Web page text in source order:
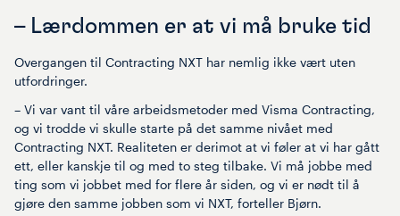
– Lærdommen er at vi må bruke tid
Overgangen til Contracting NXT har nemlig ikke vært uten
utfordringer.
– Vi var vant til våre arbeidsmetoder med Visma Contracting,
og vi trodde vi skulle starte på det samme nivået med
Contracting NXT. Realiteten er derimot at vi føler at vi har gått
ett, eller kanskje til og med to steg tilbake. Vi må jobbe med
ting som vi jobbet med for flere år siden, og vi er nødt til å
gjøre den samme jobben som vi NXT, forteller Bjørn.